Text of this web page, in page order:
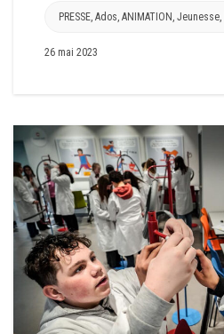
PRESSE Ados ANIMATION Jeunesse
26 mai 2023